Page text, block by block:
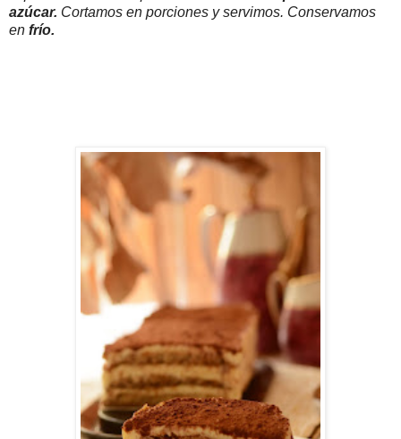
azúcar. Cortamos en porciones y servimos. Conservamos
en frío.